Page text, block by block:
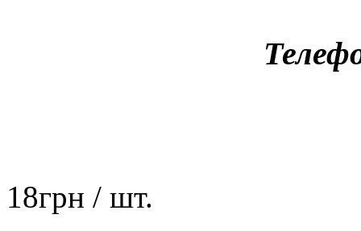
18грн / шт.